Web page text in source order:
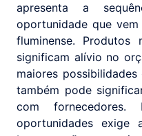
apresenta a
oportunidade que
fluminense. Produtos
significam alívio no
maiores
também pode
com fornecedores.
oportunidades exige